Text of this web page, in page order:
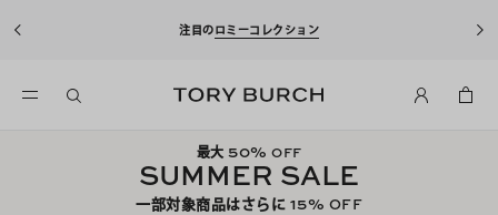
込)以上のお買い物にご利用いただけます。
最大 50% OFF
SUMMER SALE
一部対象商品はさらに 15% OFF